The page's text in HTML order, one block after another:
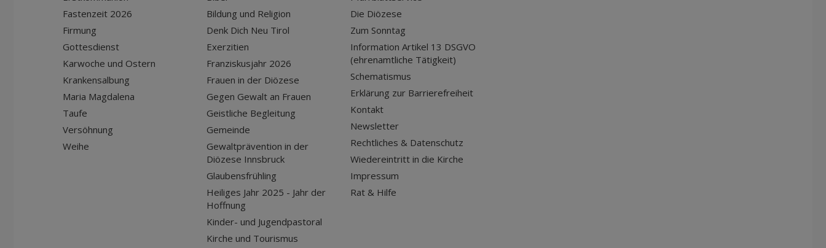
Fastenzeit 2026
Firmung
Gottesdienst
Karwoche und Ostern
Krankensalbung
Maria Magdalena
Taufe
Versöhnung
Weihe
Bildung und Religion
Denk Dich Neu Tirol
Exerzitien
Franziskusjahr 2026
Frauen in der Diözese
Gegen Gewalt an Frauen
Geistliche Begleitung
Gemeinde
Gewaltprävention in der
Diözese Innsbruck
Glaubensfrühling
Heiliges Jahr 2025 - Jahr der
Hoffnung
Kinder- und Jugendpastoral
Kirche und Tourismus
Die Diözese
Zum Sonntag
Information Artikel 13 DSGVO
(ehrenamtliche Tätigkeit)
Schematismus
Erklärung zur Barrierefreiheit
Kontakt
Newsletter
Rechtliches & Datenschutz
Wiedereintritt in die Kirche
Impressum
Rat & Hilfe